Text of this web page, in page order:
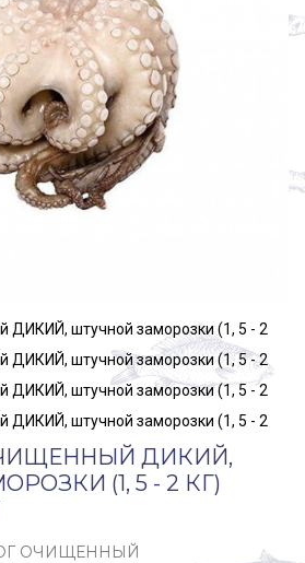
ДИКИЙ,
(1, 5 - 2 КГ)
ОЧИЩЕННЫЙ